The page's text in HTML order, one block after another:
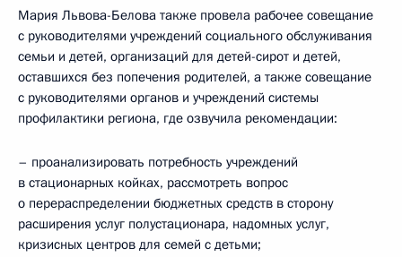
Мария Львова-Белова также провела рабочее совещание
с руководителями учреждений социального обслуживания
семьи и детей, организаций для детей-сирот и детей,
оставшихся без попечения родителей, а также совещание
с руководителями органов и учреждений системы
профилактики региона, где озвучила рекомендации:
– проанализировать потребность учреждений
в стационарных койках, рассмотреть вопрос
о перераспределении бюджетных средств в сторону
расширения услуг полустационара, надомных услуг,
кризисных центров для семей с детьми;